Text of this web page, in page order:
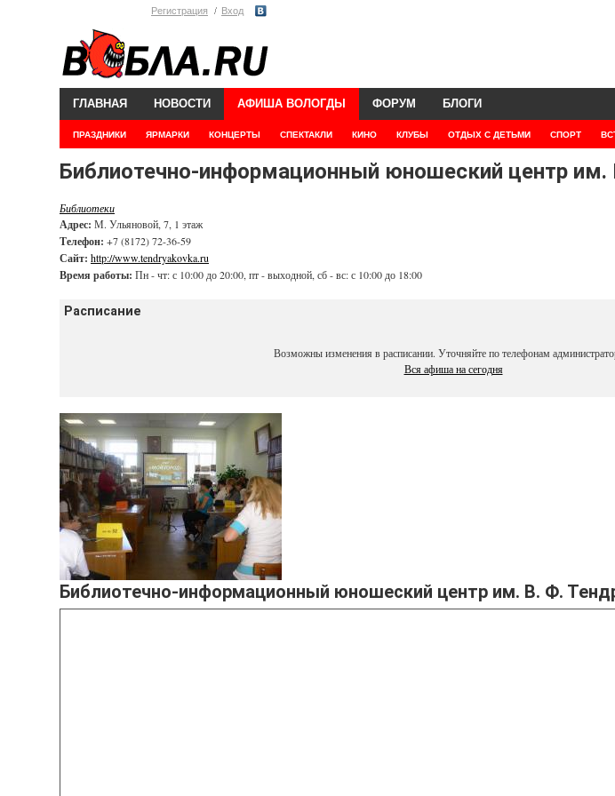
Регистрация Вход
ГЛАВНАЯ НОВОСТИ АФИША ВОЛОГДЫ
ПРАЗДНИКИ ЯРМАРКИ КОНЦЕРТЫ СПЕКТАКЛИ КИНО КЛУБЫ ОТДЫХ С ДЕТЬМИ СПОРТ
ФОРУМ БЛОГИ
Библиотечно-информационный юношеский центр им.
Библиотеки
Адрес: М. Ульяновой, 7, 1 этаж
Телефон: +7 (8172) 72-36-59
Сайт: http://www.tendryakovka.ru
Время работы: Пн - чт: с 10:00 до 20:00, пт - выходной, сб - вс: с 10:00 до 18:00
Расписание
Возможны изменения в расписании. Уточняйте по телефонам
Вся афиша на сегодня
Библиотечно-информационный юношеский центр им. В. Ф.